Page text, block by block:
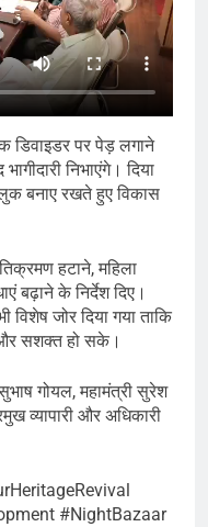
डिवाइडर पर पेड़ लगाने
निभाएंगे। दिया
लुक बनाए रखते हुए विकास
हटाने, महिला
बढ़ाने के निर्देश दिए।
विशेष जोर दिया गया ताकि
सशक्त हो सके।
गोयल, महामंत्री सुरेश
व्यापारी और अधिकारी
#NightBazaar